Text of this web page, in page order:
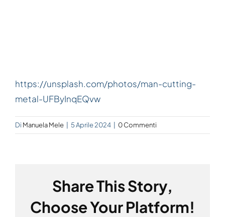
https://unsplash.com/photos/man-cutting-
metal-UFByInqEQvw
Di Manuela Mele 5 Aprile 2024 0 Commenti
Share This Story,
Choose Your Platform!